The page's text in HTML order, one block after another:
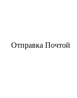
Отправка Почтой